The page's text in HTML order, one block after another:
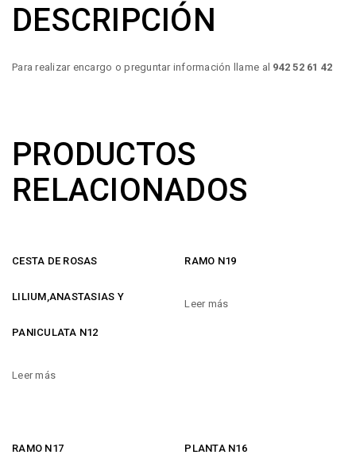
DESCRIPCIÓN
Para realizar encargo o preguntar información llame al 942 52 61 42
PRODUCTOS
RELACIONADOS
CESTA DE ROSAS
LILIUM,ANASTASIAS Y
PANICULATA N12
Leer más
RAMO N19
Leer más
RAMO N17 PLANTA N16